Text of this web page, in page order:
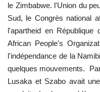
le Zimbabwe. l'Union du
Sud, le Congrès national
l'apartheid en
African People's
l'indépendance de la
quelques mouvements.
Lusaka et Szabo avait